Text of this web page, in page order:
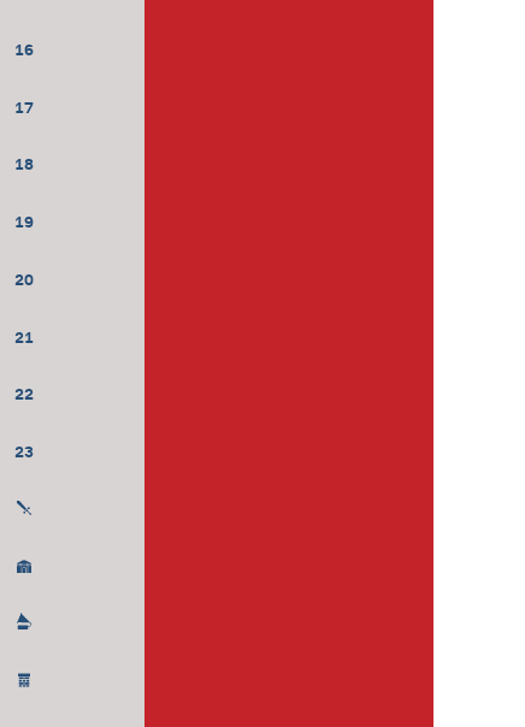
16
17
18
19
20
21
22
23